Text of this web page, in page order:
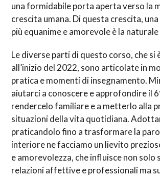
una formidabile porta aperta verso la
crescita umana. Di questa crescita,
più equanime e amorevole è la
Le diverse parti di questo corso, che si
all’inizio del 2022, sono articolate in
pratica e momenti di insegnamento.
aiutarci a conoscere e approfondire il
rendercelo familiare e a metterlo alla
situazioni della vita quotidiana.
praticandolo fino a trasformare la
interiore ne facciamo un lievito
e amorevolezza, che influisce non solo
relazioni affettive e professionali ma